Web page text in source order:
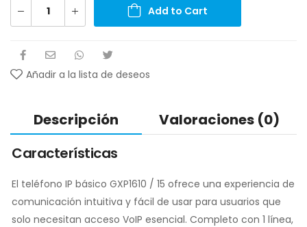
Add to Cart
Añadir a la lista de deseos
Descripción
Valoraciones (0)
Características
El teléfono IP básico GXP1610 / 15 ofrece una experiencia de
comunicación intuitiva y fácil de usar para usuarios que
solo necesitan acceso VoIP esencial. Completo con 1 línea,